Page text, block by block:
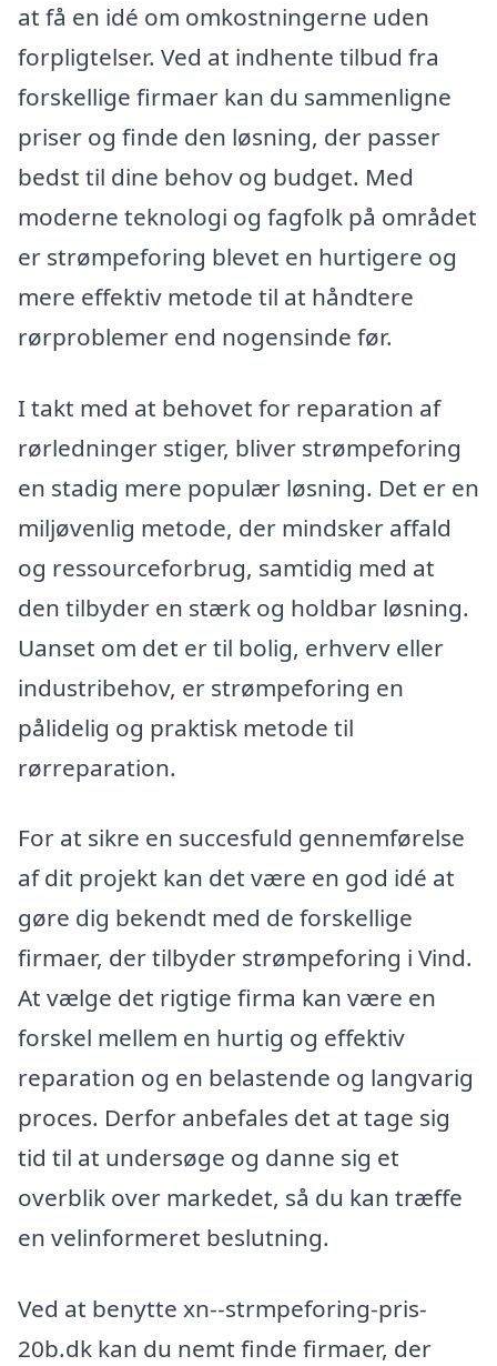
at få en idé om omkostningerne uden
forpligtelser. Ved at indhente tilbud fra
forskellige firmaer kan du sammenligne
priser og finde den løsning, der passer
bedst til dine behov og budget. Med
moderne teknologi og fagfolk på området
er strømpeforing blevet en hurtigere og
mere effektiv metode til at håndtere
rørproblemer end nogensinde før.
I takt med at behovet for reparation af
rørledninger stiger, bliver strømpeforing
en stadig mere populær løsning. Det er en
miljøvenlig metode, der mindsker affald
og ressourceforbrug, samtidig med at
den tilbyder en stærk og holdbar løsning.
Uanset om det er til bolig, erhverv eller
industribehov, er strømpeforing en
pålidelig og praktisk metode til
rørreparation.
For at sikre en succesfuld gennemførelse
af dit projekt kan det være en god idé at
gøre dig bekendt med de forskellige
firmaer, der tilbyder strømpeforing i Vind.
At vælge det rigtige firma kan være en
forskel mellem en hurtig og effektiv
reparation og en belastende og langvarig
proces. Derfor anbefales det at tage sig
tid til at undersøge og danne sig et
overblik over markedet, så du kan træffe
en velinformeret beslutning.
Ved at benytte xn--strmpeforing-pris-
20b.dk kan du nemt finde firmaer, der